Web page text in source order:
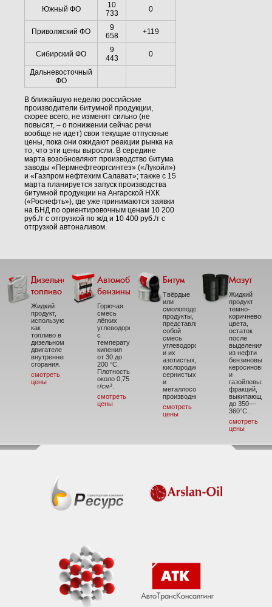
Южный ФО
10
733
0
Приволжский ФО
9
658
+119
Сибирский ФО
9
443
0
Дальневосточный
ФО
В ближайшую неделю российские
производители битумной продукции,
скорее всего, не изменят сильно (не
повысят, – о понижении сейчас речи
вообще не идет) свои текущие отпускные
цены, пока они ожидают реакции рынка на
то, что эти цены выросли. В середине
марта возобновляют производство битума
заводы «Пермнефтеоргсинтез» («Лукойл»)
и «Газпром нефтехим Салават»; также с 15
марта планируется запуск производства
битумной продукции на Ангарской НХК
(«Роснефть»), где уже принимаются заявки
на БНД по ориентировочным ценам 10 200
руб./т с отгрузкой по ж/д и 10 400 руб./т с
отгрузкой автоналивом.
Дизельное
топливо
Жидкий
продукт,
использующийся
как
топливо в
дизельном
двигателе
внутреннего
сгорания.
смотреть
цены
Автомобильные
бензины
Горючая
смесь
лёгких
углеводородов
с
температурой
кипения
от 30 до
200 °C.
Плотность
около 0,75
г/см³.
смотреть
цены
Битум
Твёрдые
или
смолоподобные
продукты,
представляющие
собой
смесь
углеводородов
и их
азотистых,
кислородистых,
сернистых
и
металлосодержащих
производных.
смотреть
цены
Мазут
Жидкий
продукт
темно-
коричневого
цвета,
остаток
после
выделения
из нефти
бензиновых,
керосиновых
и
газойлевых
фракций,
выкипающих
до 350—
360°С .
смотреть
цены